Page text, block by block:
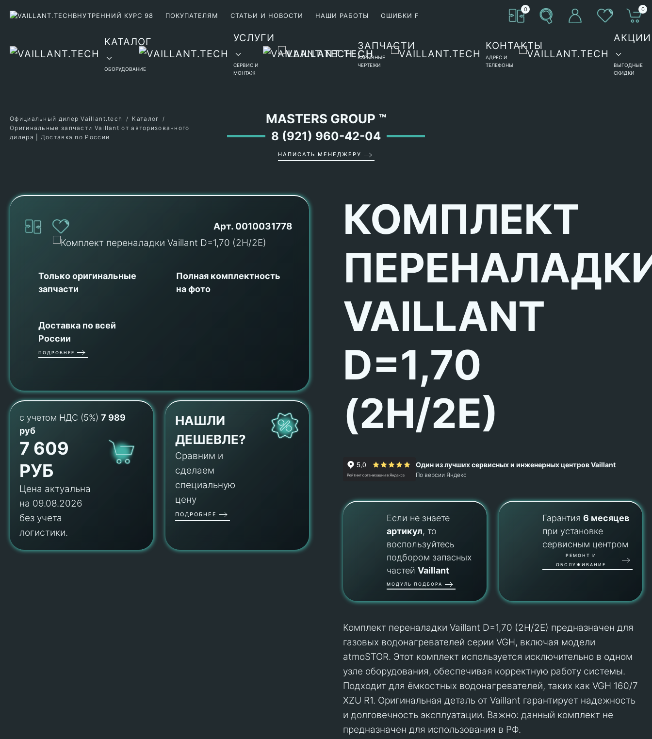
ВНУТРЕННИЙ КУРС 98 ПОКУПАТЕЛЯМ СТАТЬИ И НОВОСТИ НАШИ РАБОТЫ ОШИБКИ F
0 0
КАТАЛОГ
ОБОРУДОВАНИЕ
УСЛУГИ
СЕРВИС И
МОНТАЖ
ЗАПЧАСТИ
ВЗРЫВНЫЕ
ЧЕРТЕЖИ
КОНТАКТЫ
АДРЕС И
ТЕЛЕФОНЫ
АКЦИИ
ВЫГОДНЫЕ
СКИДКИ
MASTERS GROUP ™
8 (921) 960-42-04
НАПИСАТЬ МЕНЕДЖЕРУ
Официальный дилер Vaillant.tech
Каталог
Оригинальные запчасти Vaillant от авторизованного
дилера | Доставка по России
Арт. 0010031778
Только оригинальные
запчасти
Полная комплектность
на фото
Доставка по всей
России
ПОДРОБНЕЕ
с учетом НДС (5%) 7 989
руб
7 609
РУБ
Цена актуальна
на 09.08.2026
без учета
логистики.
НАШЛИ
ДЕШЕВЛЕ?
Сравним и
сделаем
специальную
цену
ПОДРОБНЕЕ
КОМПЛЕКТ
VAILLANT
D=1,70
(2H/2E)
Один из лучших сервисных и инженерных центров Vaillant
По версии Яндекс
Если не знаете
артикул, то
воспользуйтесь
подбором запасных
частейVaillant
МОДУЛЬ ПОДБОРА
Гарантия6 месяцев
при установке
сервисным центром
РЕМОНТ И
ОБСЛУЖИВАНИЕ
Комплект переналадки Vaillant D=1,70 (2H/2E) предназначен для
газовых водонагревателей серии VGH, включая модели
atmoSTOR. Этот комплект используется исключительно в одном
узле оборудования, обеспечивая корректную работу системы.
Подходит для ёмкостных водонагревателей, таких как VGH 160/7
XZU R1. Оригинальная деталь от Vaillant гарантирует надежность
и долговечность эксплуатации. Важно: данный комплект не
предназначен для использования в РФ.